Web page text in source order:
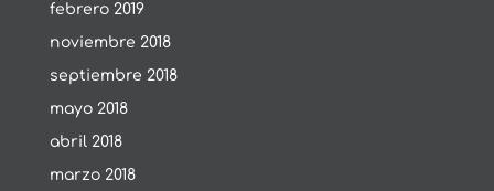
febrero 2019
noviembre 2018
septiembre 2018
mayo 2018
abril 2018
marzo 2018